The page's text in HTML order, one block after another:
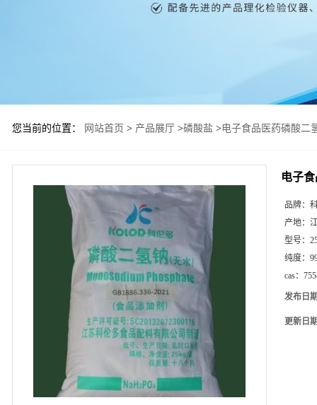
您当前的位置： 网站首页 > 产品展厅 >磷酸盐 >电子食品医药磷酸二
电子
品牌：
产地：
型号：
纯度：
cas：
发布日期
更新日期